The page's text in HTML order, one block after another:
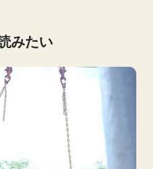
みたい